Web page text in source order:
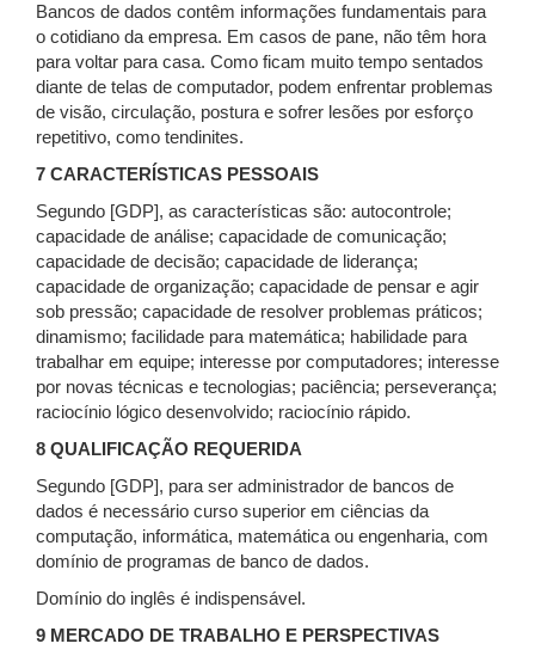
Bancos de dados contêm informações fundamentais para
o cotidiano da empresa. Em casos de pane, não têm hora
para voltar para casa. Como ficam muito tempo sentados
diante de telas de computador, podem enfrentar problemas
de visão, circulação, postura e sofrer lesões por esforço
repetitivo, como tendinites.
7 CARACTERÍSTICAS PESSOAIS
Segundo [GDP], as características são: autocontrole;
capacidade de análise; capacidade de comunicação;
capacidade de decisão; capacidade de liderança;
capacidade de organização; capacidade de pensar e agir
sob pressão; capacidade de resolver problemas práticos;
dinamismo; facilidade para matemática; habilidade para
trabalhar em equipe; interesse por computadores; interesse
por novas técnicas e tecnologias; paciência; perseverança;
raciocínio lógico desenvolvido; raciocínio rápido.
8 QUALIFICAÇÃO REQUERIDA
Segundo [GDP], para ser administrador de bancos de
dados é necessário curso superior em ciências da
computação, informática, matemática ou engenharia, com
domínio de programas de banco de dados.
Domínio do inglês é indispensável.
9 MERCADO DE TRABALHO E PERSPECTIVAS